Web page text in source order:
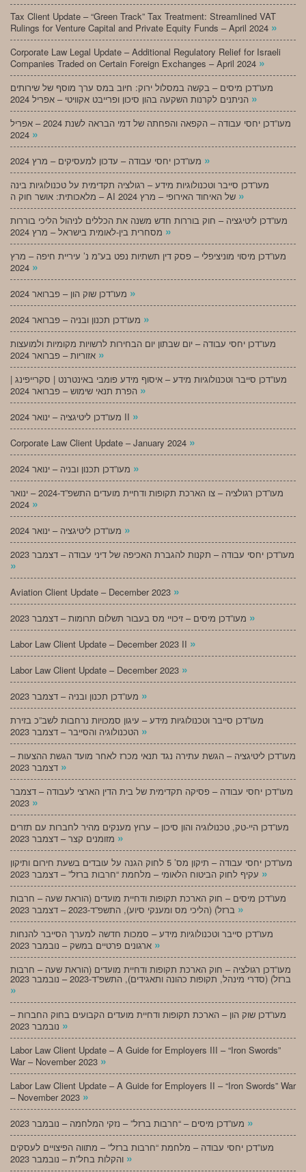
Tax Client Update – “Green Track” Tax Treatment: Streamlined VAT
Rulings for Venture Capital and Private Equity Funds – April 2024 »
Corporate Law Legal Update – Additional Regulatory Relief for Israeli
Companies Traded on Certain Foreign Exchanges – April 2024 »
מעו”דכן מיסים – בקשה במסלול ירוק: חיוב במס ערך מוסף של שירותים
»
מעו”דכן יחסי עבודה – הקפאה והפחתה של דמי הבראה לשנת 2024 – אפריל
»
»
מעו”דכן סייבר וטכנולוגיות מידע – רגולציה תקדימית על טכנולוגיות בינה
»
מעו”דכן ליטיגציה – חוק בוררות חדש משנה את הכללים לניהול הליכי בוררות
»
מעו”דכן מיסוי מוניציפלי – פסק דין תשתיות נפט בע”מ נ’ עיריית חיפה – מרץ
»
»
»
מעו”דכן יחסי עבודה – יום שבתון יום הבחירות לרשויות מקומיות ולמועצות
»
מעו”דכן סייבר וטכנולוגיות מידע – איסוף מידע פומבי באינטרנט | סקרייפינג |
»
מעו”דכן ליטיגציה – ינואר 2024 II »
Corporate Law Client Update – January 2024 »
»
מעו”דכן רגולציה – צו הארכת תקופות ודחיית מועדים התשפ”ד-2024 – ינואר
»
»
מעו”דכן יחסי עבודה – תקנות להגברת האכיפה של דיני עבודה – דצמבר 2023
»
Aviation Client Update – December 2023 »
»
Labor Law Client Update – December 2023 II »
Labor Law Client Update – December 2023 »
»
מעו”דכן סייבר וטכנולוגיות מידע – עיגון סמכויות נרחבות לשב”כ בזירת
»
מעו”דכן ליטיגציה – הגשת עתירה נגד תנאי מכרז לאחר מועד הגשת ההצעות –
»
מעו”דכן יחסי עבודה – פסיקה תקדימית של בית הדין הארצי לעבודה – דצמבר
»
מעו”דכן היי-טק, טכנולוגיה והון סיכון – ערוץ מענקים מהיר לחברות עם תזרים
»
מעו”דכן יחסי עבודה – תיקון מס’ 5 לחוק הגנה על עובדים בשעת חירום ותיקון
»
מעו”דכן מיסים – חוק הארכת תקופות ודחיית מועדים (הוראת שעה – חרבות
»
מעו”דכן סייבר וטכנולוגיות מידע – סמכות חדשה למערך הסייבר להנחות
»
מעו”דכן רגולציה – חוק הארכת תקופות ודחיית מועדים (הוראת שעה – חרבות
ברזל) (סדרי מינהל, תקופות כהונה ותאגידים), התשפ”ד-2023 – נובמבר 2023
»
מעו”דכן שוק הון – הארכת תקופות ודחיית מועדים הקבועים בחוק החברות –
»
Labor Law Client Update – A Guide for Employers III – “Iron Swords”
War – November 2023 »
Labor Law Client Update – A Guide for Employers II – “Iron Swords” War
– November 2023 »
»
מעו”דכן יחסי עבודה – מלחמת “חרבות ברזל” – מתווה הפיצויים לעסקים
»